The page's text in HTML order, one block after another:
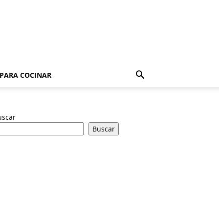
COCINAR
Buscar